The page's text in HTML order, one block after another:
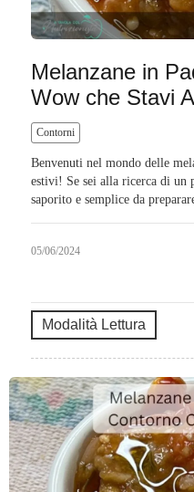
Melanzane in
Wow che Stavi
Contorni
Benvenuti nel mondo delle
estivi! Se sei alla ricerca di un
saporito e semplice da
05/06/2024
Modalità Lettura